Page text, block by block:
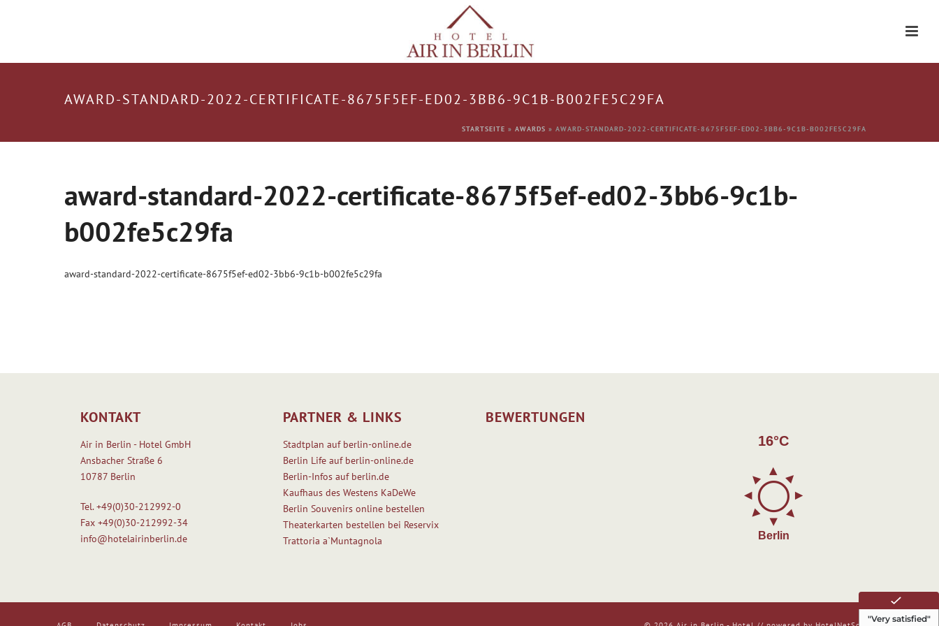
AWARD-STANDARD-2022-CERTIFICATE-8675F5EF-ED02-3BB6-9C1B-B002FE5C29FA
STARTSEITE » AWARDS » AWARD-STANDARD-2022-CERTIFICATE-8675F5EF-ED02-3BB6-9C1B-B002FE5C29FA
award-standard-2022-certificate-8675f5ef-ed02-3bb6-9c1b-
b002fe5c29fa
award-standard-2022-certificate-8675f5ef-ed02-3bb6-9c1b-b002fe5c29fa
KONTAKT
Air in Berlin - Hotel GmbH
Ansbacher Straße 6
10787 Berlin
Tel.+49(0)30-212992-0
Fax+49(0)30-212992-34
info@hotelairinberlin.de
PARTNER & LINKS
Stadtplan auf berlin-online.de
Berlin Life auf berlin-online.de
Berlin-Infos auf berlin.de
Kaufhaus des Westens KaDeWe
Berlin Souvenirs online bestellen
Theaterkarten bestellen bei Reservix
Trattoria a`Muntagnola
BEWERTUNGEN
16°C
Berlin